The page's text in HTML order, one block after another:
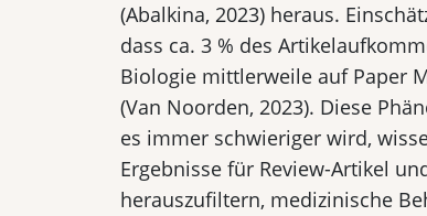
(Abalkina, 2023) heraus.
dass ca. 3 % des
Biologie mittlerweile auf Paper
(Van Noorden, 2023). Diese
es immer schwieriger wird,
Ergebnisse für Review-Artikel
herauszufiltern, medizinische